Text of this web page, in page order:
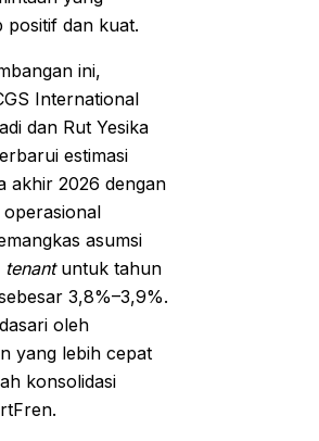
positif dan kuat.
ini,
International
dan Rut Yesika
estimasi
akhir 2026 dengan
asumsi
tenantuntuk tahun
3,8%–3,9%.
oleh
yang lebih cepat
konsolidasi